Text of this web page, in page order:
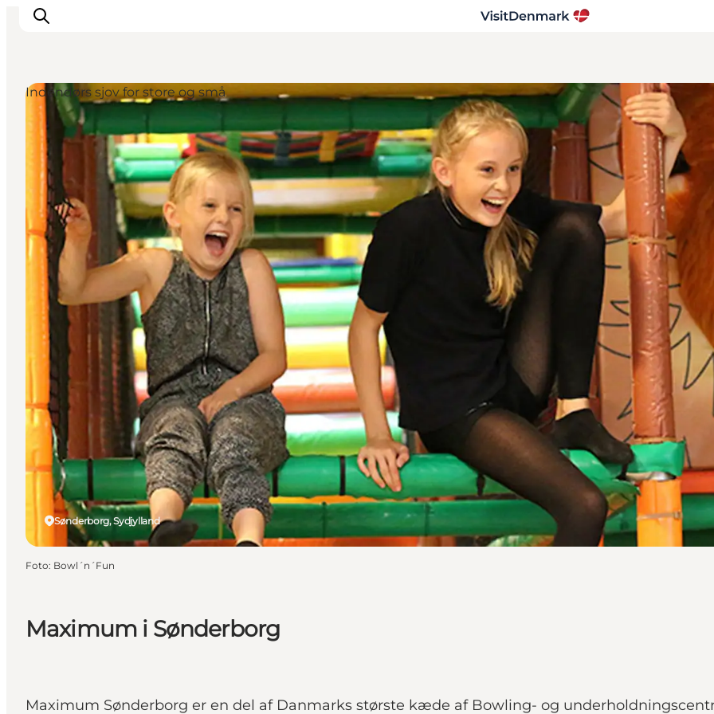
Inspiration
Destinationer
Oplevelser
Overnatning
Planlæg ferien
Maximum i Sønderborg
Maximum Sønderborg er en del af Danmarks største kæde af Bowling- og
Sønderborg, Sydjylland
Indendørs sjov for store og små
Foto: Bowl´n´Fun